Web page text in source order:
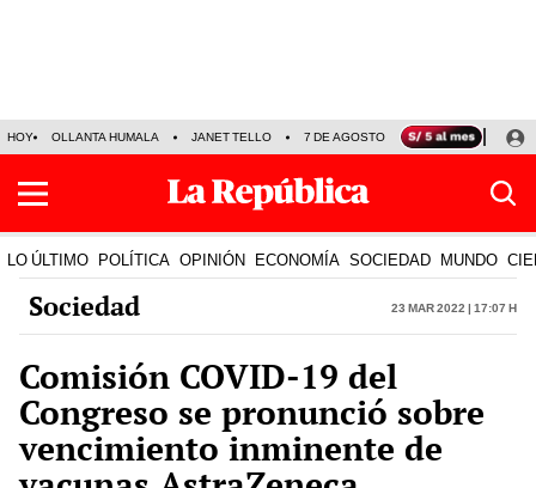
HOY OLLANTA HUMALA JANET TELLO 7 DE AGOSTO TINKA RESULTADOS
LO ÚLTIMO POLÍTICA OPINIÓN ECONOMÍA SOCIEDAD MUNDO
Sociedad 23 Mar 2022 | 17:07 h
Comisión COVID-19 del
Congreso se pronunció sobre
vencimiento inminente de